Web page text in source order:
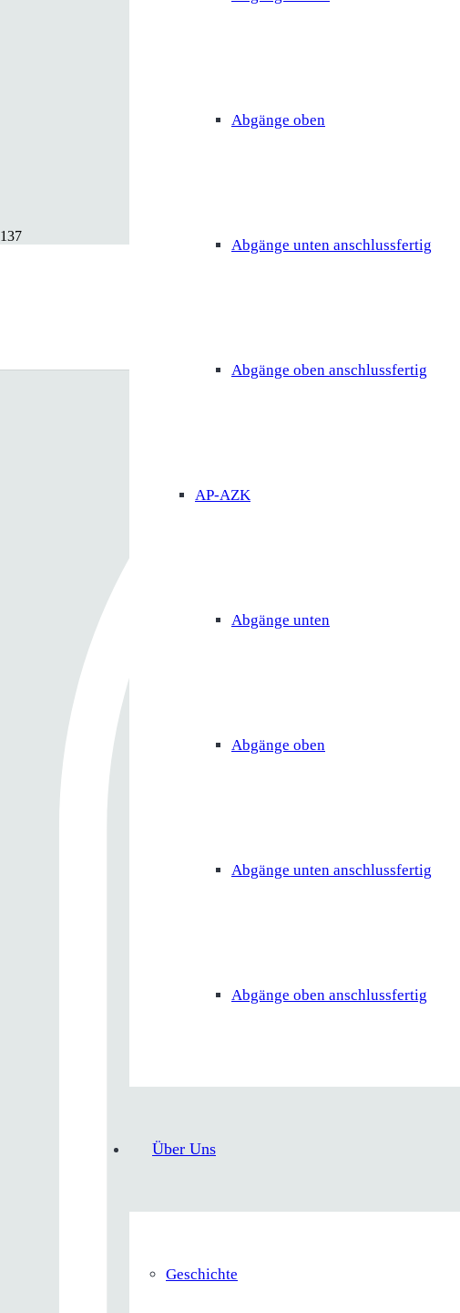
Abgänge oben
Abgänge unten anschlussfertig
Abgänge oben anschlussfertig
AP-AZK
Abgänge unten
Abgänge oben
Abgänge unten anschlussfertig
Abgänge oben anschlussfertig
Über Uns
Geschichte